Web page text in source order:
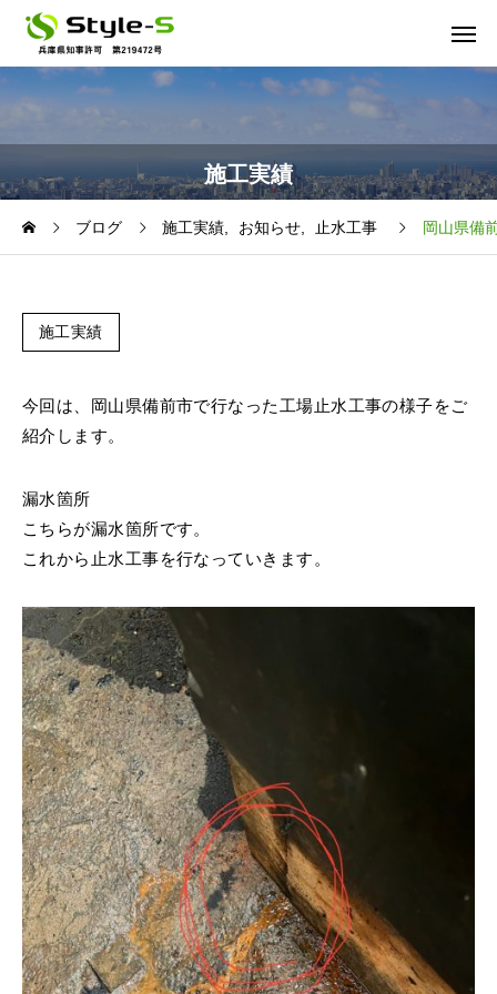
施工実績
ブログ 施工実績 お知らせ 止水工事 岡山県備
施工実績
今回は、岡山県備前市で行なった工場止水工事の様子をご
紹介します。
漏水箇所
こちらが漏水箇所です。
これから止水工事を行なっていきます。